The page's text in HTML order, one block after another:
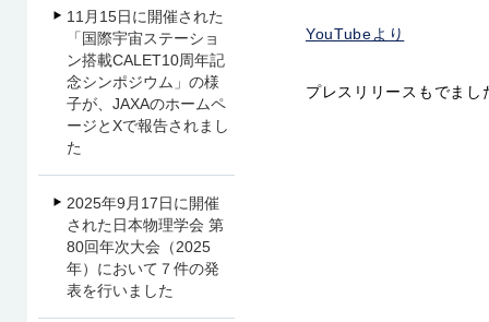
YouTubeより
プレスリリースもでまし
11月15日に開催された
「国際宇宙ステーショ
ン搭載CALET10周年記
念シンポジウム」の様
子が、JAXAのホームペ
ージとXで報告されまし
た
2025年9月17日に開催
された日本物理学会 第
80回年次大会（2025
年）において７件の発
表を行いました